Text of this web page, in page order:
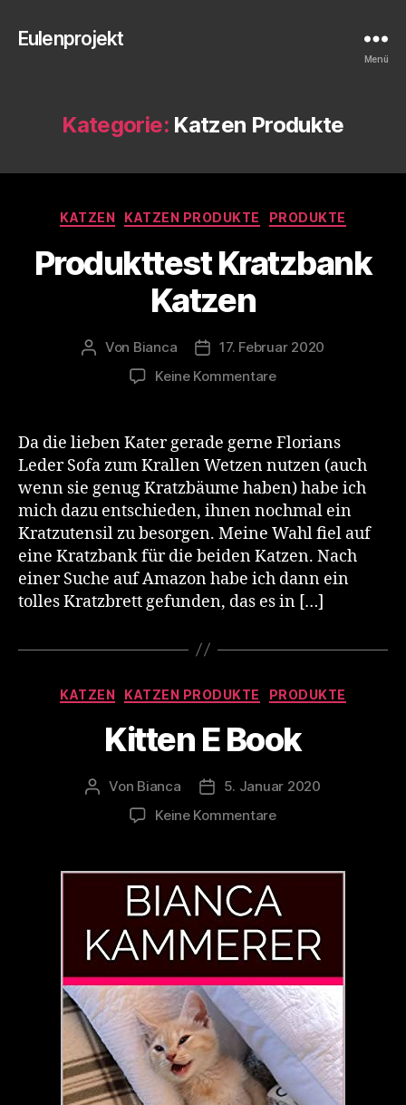
Eulenprojekt
Menü
Kategorie: Katzen Produkte
Kategorien
KATZEN KATZEN PRODUKTE PRODUKTE
Produkttest Kratzbank
Katzen
Beitragsautor
Von Bianca Veröffentlichungsdatum
17. Februar 2020
Keine Kommentarezu
Katzen
Da die lieben Kater gerade gerne Florians
Leder Sofa zum Krallen Wetzen nutzen (auch
wenn sie genug Kratzbäume haben) habe ich
mich dazu entschieden, ihnen nochmal ein
Kratzutensil zu besorgen. Meine Wahl fiel auf
eine Kratzbank für die beiden Katzen. Nach
einer Suche auf Amazon habe ich dann ein
tolles Kratzbrett gefunden, das es in […]
Kategorien
KATZEN KATZEN PRODUKTE PRODUKTE
Kitten E Book
Beitragsautor
Von Bianca Veröffentlichungsdatum
5. Januar 2020
Keine Kommentarezu
Book